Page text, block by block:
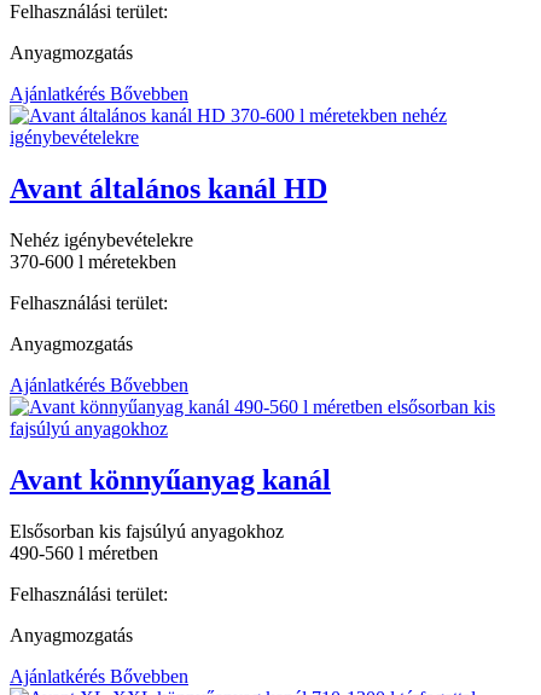
Felhasználási terület:
Anyagmozgatás
Ajánlatkérés Bővebben
Avant általános kanál HD
Nehéz igénybevételekre
370-600 l méretekben
Felhasználási terület:
Anyagmozgatás
Ajánlatkérés Bővebben
Avant könnyűanyag kanál
Elsősorban kis fajsúlyú anyagokhoz
490-560 l méretben
Felhasználási terület:
Anyagmozgatás
Ajánlatkérés Bővebben